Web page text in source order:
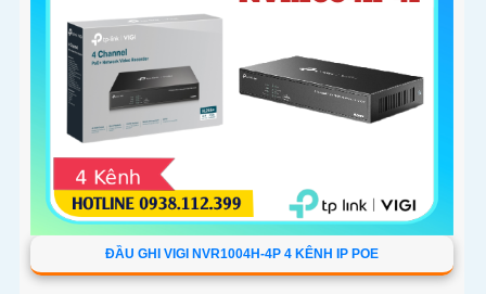
ĐẦU GHI VIGI NVR1004H-4P 4 KÊNH IP POE